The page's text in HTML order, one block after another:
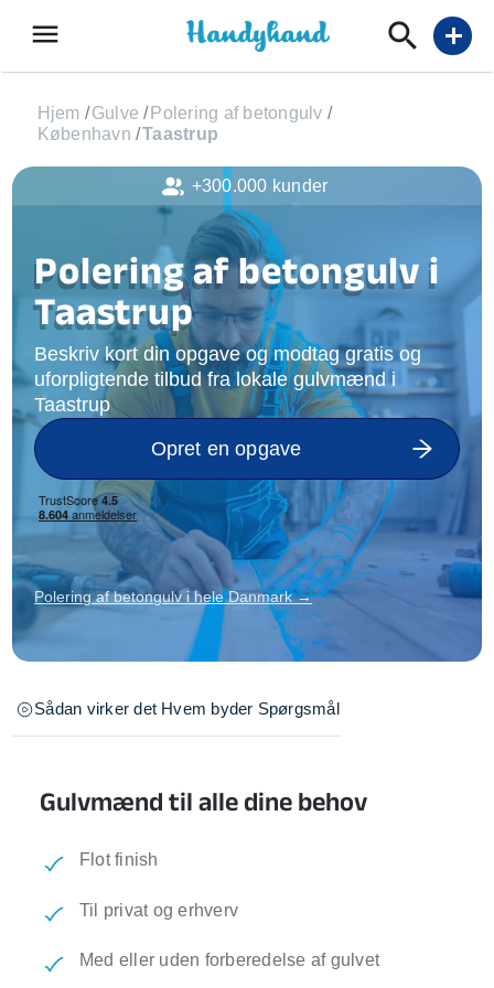
menu add
Hjem /Gulve / Polering af betongulv /
København /Taastrup
Polering af betongulv i
Taastrup
Beskriv kort din opgave og modtag gratis og
uforpligtende tilbud fra lokale gulvmænd i
Taastrup
Opret en opgave
Polering af betongulv i hele Danmark →
Sådan virker det Hvem byder Spørgsmål
Gulvmænd til alle dine behov
Flot finish
Til privat og erhverv
Med eller uden forberedelse af gulvet
+300.000 kunder